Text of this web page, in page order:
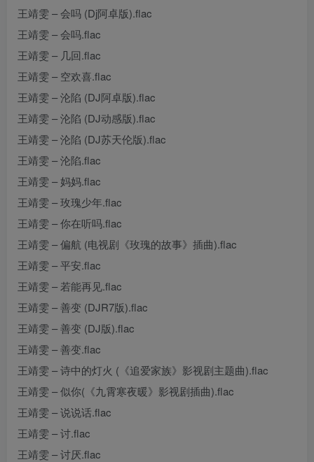
王靖雯 – 会吗 (Dj阿卓版).flac
王靖雯 – 会吗.flac
王靖雯 – 几回.flac
王靖雯 – 空欢喜.flac
王靖雯 – 沦陷 (DJ阿卓版).flac
王靖雯 – 沦陷 (DJ动感版).flac
王靖雯 – 沦陷 (DJ苏天伦版).flac
王靖雯 – 沦陷.flac
王靖雯 – 妈妈.flac
王靖雯 – 玫瑰少年.flac
王靖雯 – 你在听吗.flac
王靖雯 – 偏航 (电视剧《玫瑰的故事》插曲).flac
王靖雯 – 平安.flac
王靖雯 – 若能再见.flac
王靖雯 – 善变 (DJR7版).flac
王靖雯 – 善变 (DJ版).flac
王靖雯 – 善变.flac
王靖雯 – 诗中的灯火 (《追爱家族》影视剧主题曲).flac
王靖雯 – 似你(《九霄寒夜暖》影视剧插曲).flac
王靖雯 – 说说话.flac
王靖雯 – 讨.flac
王靖雯 – 讨厌.flac